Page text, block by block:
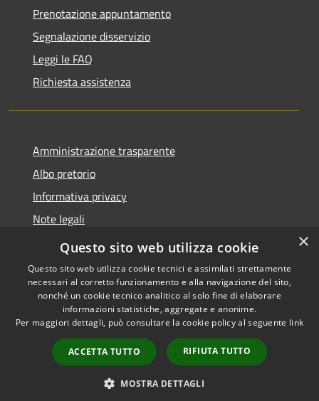
Prenotazione appuntamento
Segnalazione disservizio
Leggi le FAQ
Richiesta assistenza
Amministrazione trasparente
Albo pretorio
Informativa privacy
Note legali
Dichiarazione di accessibilità
Accessibilità
Copyright © 2026 • Comune di
Castellana Grotte • Powered
byMunicipium
Accesso
redazione
×
Questo sito web utilizza cookie
Questo sito web utilizza cookie tecnici e assimilati strettamente
necessari al corretto funzionamento e alla navigazione del sito,
nonché un cookie tecnico analitico al solo fine di elaborare
informazioni statistiche, aggregate e anonime.
Per maggiori dettagli, può consultare la cookie policy al seguente link
ACCETTA TUTTO RIFIUTA TUTTO
MOSTRA DETTAGLI